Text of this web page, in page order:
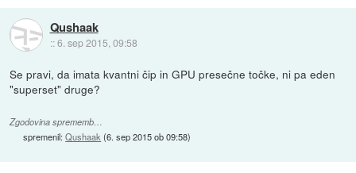
Qushaak
::6. sep 2015, 09:58
Se pravi, da imata kvantni čip in GPU presečne točke, ni pa eden
"superset" druge?
Zgodovina sprememb…
spremenil:Qushaak(6. sep 2015 ob 09:58)